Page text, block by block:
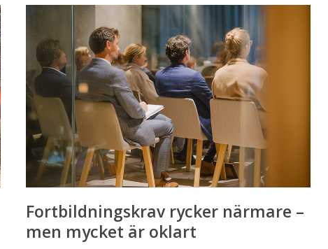
närmare
men
mycket
oklart
Fortbildningskrav rycker närmare –
men mycket är oklart